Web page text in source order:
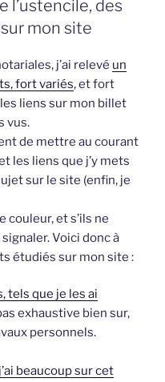
l’ustencile, des
mon site
j’ai relevé un
fort variés, et fort
liens sur mon billet
vus.
de mettre au courant
les liens que j’y mets
sur le site (enfin, je
couleur, et s’ils ne
Voici donc à
étudiés sur mon site :
tels que je les ai
exhaustive bien sur,
personnels.
beaucoup sur cet